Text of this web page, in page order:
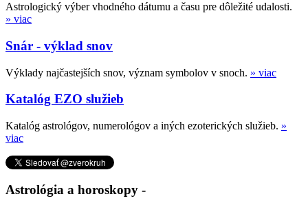
Astrologický výber vhodného dátumu a času pre dôležité udalosti.
» viac
Snár - výklad snov
Výklady najčastejších snov, význam symbolov v snoch. » viac
Katalóg EZO služieb
Katalóg astrológov, numerológov a iných ezoterických služieb. »
viac
Astrológia a horoskopy -